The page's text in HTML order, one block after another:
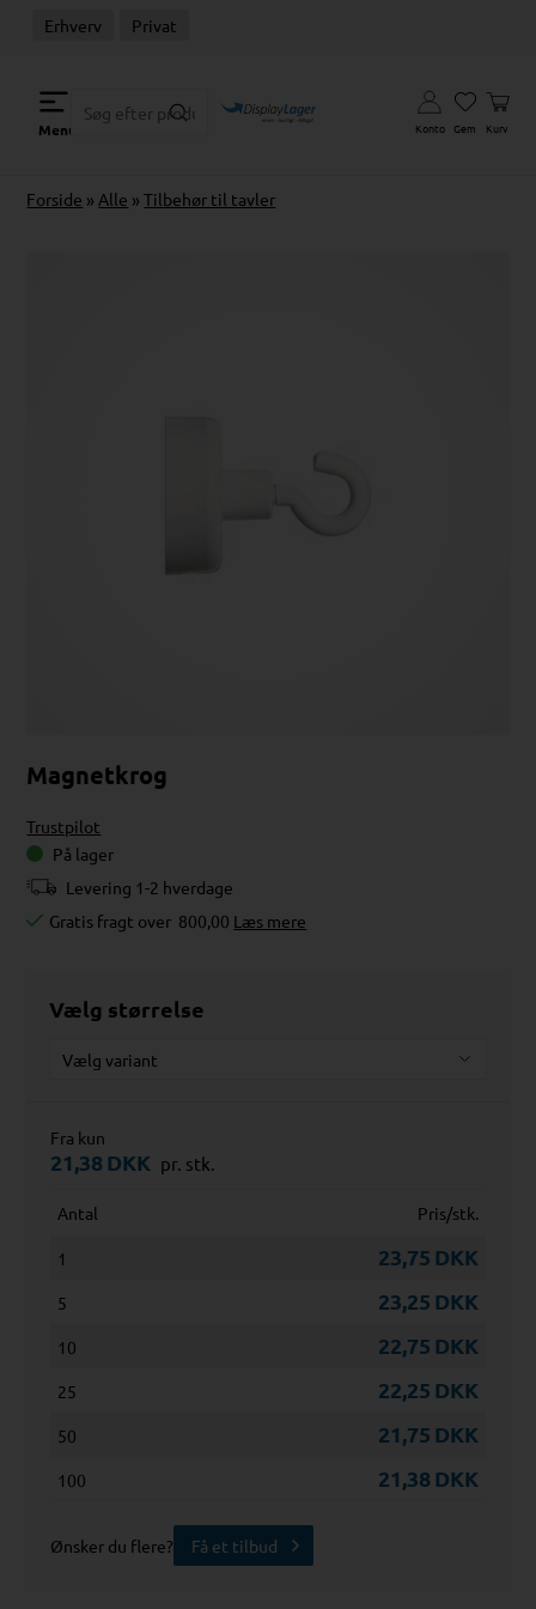
Erhverv Privat
Menu Konto Gem Kurv
Forside » Alle »Tilbehør til tavler
Magnetkrog
Trustpilot
På lager
Levering 1-2 hverdage
Gratis fragt over 800,00 Læs mere
Vælg størrelse
Fra kun
21,38DKK pr. stk.
Antal Pris/stk.
1 23,75 DKK
5 23,25 DKK
10 22,75 DKK
25 22,25 DKK
50 21,75 DKK
100 21,38DKK
Ønsker du flere? Få et tilbud